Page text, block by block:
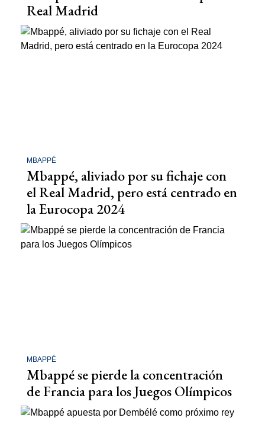
Real Madrid
MBAPPÉ
Mbappé, aliviado por su fichaje con
el Real Madrid, pero está centrado en
la Eurocopa 2024
MBAPPÉ
Mbappé se pierde la concentración
de Francia para los Juegos Olímpicos